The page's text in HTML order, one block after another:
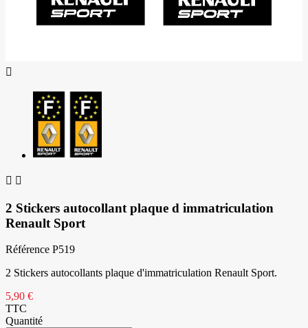

 
2 Stickers autocollant plaque d immatriculation
Renault Sport
Référence P519
2 Stickers autocollants plaque d'immatriculation Renault Sport.
5,90 €
TTC
Quantité